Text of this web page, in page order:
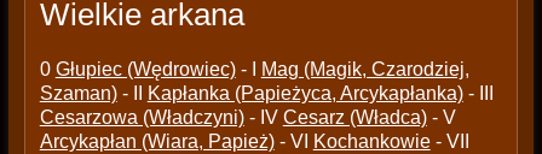
Wielkie arkana
0 Głupiec (Wędrowiec)- I
Mag (Magik, Czarodziej,
Szaman)- II Kapłanka (Papieżyca, Arcykapłanka)- III
Cesarzowa (Władczyni)- IV Cesarz (Władca)- V
Arcykapłan (Wiara, Papież)- VI Kochankowie- VII